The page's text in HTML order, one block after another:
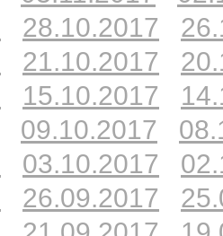
28.10.2017
21.10.2017
15.10.2017
09.10.2017
03.10.2017
26.09.2017